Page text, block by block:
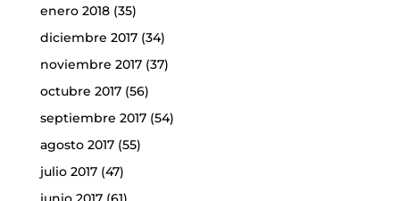
enero 2018(35)
diciembre 2017(34)
noviembre 2017(37)
octubre 2017(56)
septiembre 2017(54)
agosto 2017(55)
julio 2017(47)